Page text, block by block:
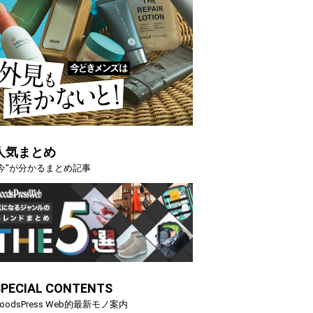
気まとめ
"が分かるまとめ記事
CONTENTS
Web的最新モノ案内